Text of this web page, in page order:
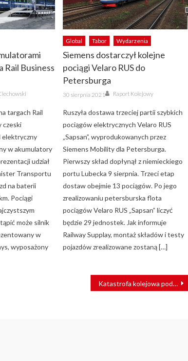
Rail Business
targach Rail
czeski
elektryczny
w akumulatory
udział
Transportu
na baterii
Pociągi
może silnik
w
wyposażony
Global Tabor Wydarzenia
Siemens dostarczył kolejne
pociągi Velaro RUS do
Petersburga
Posted
on
30 sierpnia 2021 Author
Raport Kolejowy
Ruszyła dostawa trzeciej partii szybkich
pociągów elektrycznych Velaro RUS
„Sapsan”, wyprodukowanych przez
Siemens Mobility dla Petersburga.
Pierwszy skład dopłynął z niemieckiego
portu Lubecka 9 sierpnia. Trzeci etap
dostaw obejmie 13 pociągów. Po jego
zrealizowaniu petersburska flota
pociągów Velaro RUS „Sapsan” liczyć
będzie 29 jednostek. Jak informuje
Railway Supplay, montaż składów i testy
pojazdów zrealizowane zostaną […]
Katastrofa kolejowa pod Wiedniem. Nie żyje jedna osoba